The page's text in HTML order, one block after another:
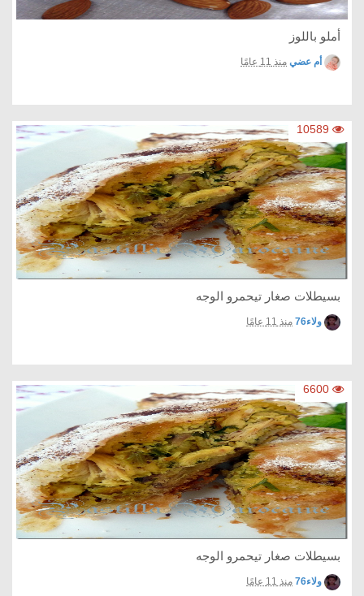
أملو باللوز
أم عضي منذ 11 عامًا
10589
بسيطلات صغار تيحمرو الوجه
ولاء76 منذ 11 عامًا
6600
بسيطلات صغار تيحمرو الوجه
ولاء76 منذ 11 عامًا